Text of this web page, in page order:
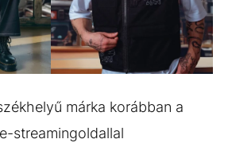
(6)
márka korábban a
streamingoldallal